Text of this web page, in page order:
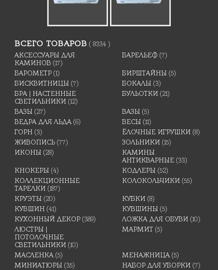
ВСЕГО ТОВАРОВ ( 8334 )
АКСЕССУАРЫ ДЛЯ
КАМИНОВ (17)
БАРЕЛЬЕФ (7)
БАРОМЕТР (1) БИРШТАЙНЫ (5)
БИСКВИТНИЦЫ (7) БОКАЛЫ (3)
БРА | НАСТЕННЫЕ
СВЕТИЛЬНИКИ (12)
БУЛЬОТКИ (21)
ВАЗЫ (27) ВАЗЫ (5)
ВЕДРА ДЛЯ ЛЬДА (6) ВЕСЫ (11)
ГОРН (3) ЁЛОЧНЫЕ ИГРУШКИ (8)
ЖИВОПИСЬ (77) ЗОЛЬНИКИ (15)
ИКОНЫ (28)
КАМИНЫ
АНТИКВАРНЫЕ (33)
КНОКЕРЫ (4) КОДЛЕРЫ (52)
КОЛЛЕКЦИОННЫЕ
ТАРЕЛКИ (187)
КОЛОКОЛЬЧИКИ (55)
КРУЭТЫ (20) КУБКИ (8)
КУВШИН (41) КУВШИНЫ (5)
КУХОННЫЙ ДЕКОР (389) ЛОЖКА ДЛЯ ОБУВИ (10)
ЛЮСТРЫ |
ПОТОЛОЧНЫЕ
СВЕТИЛЬНИКИ (10)
МАРМИТ (5)
МАСЛЕНКА (5) МЕНАЖНИЦА (5)
МИНИАТЮРЫ (35) НАБОР ДЛЯ УБОРКИ (7)